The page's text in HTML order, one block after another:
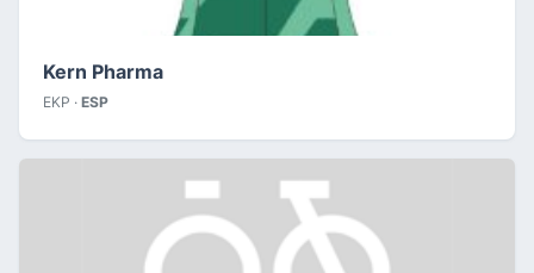
Kern Pharma
EKP · ESP